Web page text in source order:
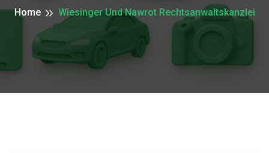
Home Wiesinger Und Nawrot Rechtsanwaltskanzlei